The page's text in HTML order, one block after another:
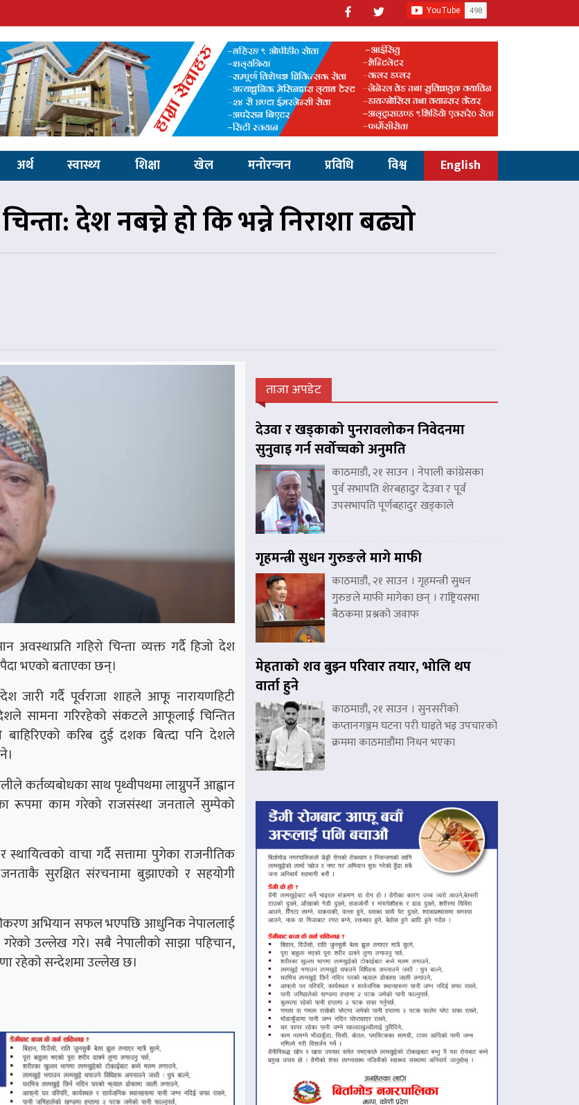
अर्थ स्वास्थ्य शिक्षा खेल मनोरन्जन प्रविधि विश्व English
चिन्ता: देश नबच्ने हो कि भन्ने निराशा बढ्यो
अवस्थाप्रति गहिरो चिन्ता व्यक्त गर्दै हिजो देश
भएको बताएका छन्।
जारी गर्दै पूर्वराजा शाहले आफू नारायणहिटी
देशले सामना गरिरहेको संकटले आफूलाई चिन्तित
बाहिरिएको करिब दुई दशक बित्दा पनि देशले
कर्तव्यबोधका साथ पृथ्वीपथमा लाग्नुपर्ने आह्वान
रूपमा काम गरेको राजसंस्था जनताले सुम्पेको
वाचा गर्दै सत्तामा पुगेका राजनीतिक
सुरक्षित संरचनामा बुझाएको र सहयोगी
अभियान सफल भएपछि आधुनिक नेपाललाई
उल्लेख गरे। सबै नेपालीको साझा पहिचान,
रहेको सन्देशमा उल्लेख छ।
ताजा अपडेट
देउवा र खड्काको पुनरावलोकन निवेदनमा
सुनुवाइ गर्न सर्वोच्चको अनुमति
काठमाडौं, २१ साउन । नेपाली कांग्रेसका
पुर्व सभापति शेरबहादुर देउवा र पूर्व
उपसभापति पूर्णबहादुर खड्काले
गृहमन्त्री सुधन गुरुङले मागे माफी
काठमाडौं, २१ साउन । गृहमन्त्री सुधन
गुरुङले माफी मागेका छन् । राष्ट्रियसभा
बैठकमा प्रश्नको जवाफ
मेहताको शव बुझ्न परिवार तयार, भोलि थप
वार्ता हुने
काठमाडौं, २१ साउन । सुनसरीको
कप्तानगञ्जम घटना परी घाइते भइ उपचारको
क्रममा काठमाडौंमा निधन भएका